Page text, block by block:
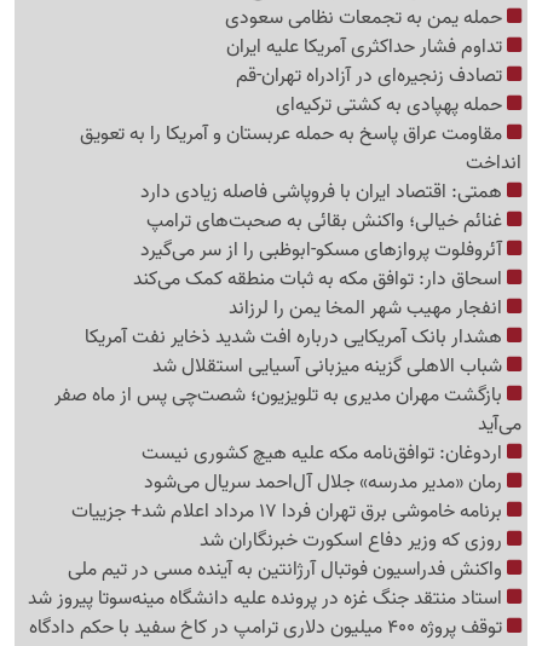
حمله یمن به تجمعات نظامی سعودی
تداوم فشار حداکثری آمریکا علیه ایران
تصادف زنجیره‌ای در آزادراه تهران-قم
حمله پهپادی به کشتی ترکیه‌ای
مقاومت عراق پاسخ به حمله عربستان و آمریکا را به تعویق
انداخت
همتی: اقتصاد ایران با فروپاشی فاصله زیادی دارد
غنائم خیالی؛ واکنش بقائی به صحبت‌های ترامپ
آئروفلوت پروازهای مسکو-ابوظبی را از سر می‌گیرد
اسحاق دار: توافق مکه به ثبات منطقه کمک می‌کند
انفجار مهیب شهر المخا یمن را لرزاند
هشدار بانک آمریکایی درباره افت شدید ذخایر نفت آمریکا
شباب الاهلی گزینه میزبانی آسیایی استقلال شد
بازگشت مهران مدیری به تلویزیون؛ شصت‌چی پس از ماه صفر
می‌آید
اردوغان: توافق‌نامه مکه علیه هیچ کشوری نیست
رمان «مدیر مدرسه» جلال آل‌احمد سریال می‌شود
برنامه خاموشی برق تهران فردا 17 مرداد اعلام شد+ جزییات
روزی که وزیر دفاع اسکورت خبرنگاران شد
واکنش فدراسیون فوتبال آرژانتین به آینده مسی در تیم ملی
استاد منتقد جنگ غزه در پرونده علیه دانشگاه مینه‌سوتا پیروز شد
توقف پروژه 400 میلیون دلاری ترامپ در کاخ سفید با حکم دادگاه